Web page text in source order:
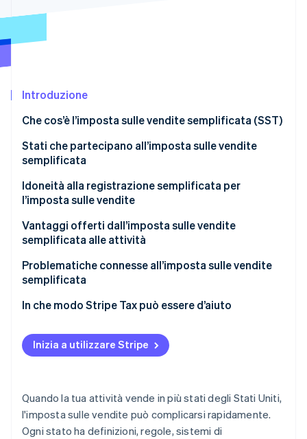
Radar
Rimozione del carbonio
Identity
Verifica online dell'identità
Scopri come Stripe sta costruendo l'infrastruttura
Guarda ora
Introduzione
Che cos’è l’imposta sulle vendite semplificata (SST)
Stati che partecipano all’imposta sulle vendite
semplificata
Idoneità alla registrazione semplificata per
l’imposta sulle vendite
Vantaggi offerti dall’imposta sulle vendite
semplificata alle attività
Problematiche connesse all’imposta sulle vendite
semplificata
In che modo Stripe Tax può essere d’aiuto
Inizia a utilizzare Stripe
Quando la tua attività vende in più stati degli Stati Uniti,
l'imposta sulle vendite può complicarsi rapidamente.
Ogni stato ha definizioni, regole, sistemi di